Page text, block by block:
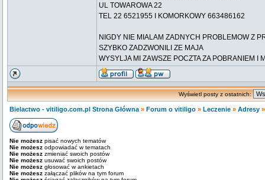
UL TOWAROWA 22
TEL 22 6521955 I KOMORKOWY 663486162
NIGDY NIE MIALAM ZADNYCH PROBLEMOW Z
SZYBKO ZADZWONILI ZE MAJA
WYSYLJA MI ZAWSZE POCZTA ZA POBRANIEM I
Wyświetl posty z ostatnich:
Bielactwo - vitiligo.com.pl Strona Główna » Forum o vitiligo » Leczenie » Adresy
Nie możesz pisać nowych tematów
Nie możesz odpowiadać w tematach
Nie możesz zmieniać swoich postów
Nie możesz usuwać swoich postów
Nie możesz głosować w ankietach
Nie możesz załączać plików na tym forum